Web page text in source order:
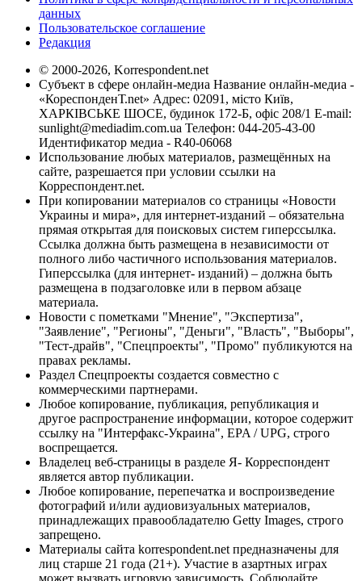
данных
Пользовательское соглашение
Редакция
© 2000-2026, Korrespondent.net
Субъект в сфере онлайн-медиа Название онлайн-медиа -
«КореспонденТ.net» Адрес: 02091, місто Київ,
ХАРКІВСЬКЕ ШОСЕ, будинок 172-Б, офіс 208/1 E-mail:
sunlight@mediadim.com.ua Телефон: 044-205-43-00
Идентификатор медиа - R40-06068
Использование любых материалов, размещённых на
сайте, разрешается при условии ссылки на
Корреспондент.net.
При копировании материалов со страницы «Новости
Украины и мира», для интернет-изданий – обязательна
прямая открытая для поисковых систем гиперссылка.
Ссылка должна быть размещена в независимости от
полного либо частичного использования материалов.
Гиперссылка (для интернет- изданий) – должна быть
размещена в подзаголовке или в первом абзаце
материала.
Новости с пометками "Мнение", "Экспертиза",
"Заявление", "Регионы", "Деньги", "Власть", "Выборы",
"Тест-драйв", "Спецпроекты", "Промо" публикуются на
правах рекламы.
Раздел Спецпроекты создается совместно с
коммерческими партнерами.
Любое копирование, публикация, републикация и
другое распространение информации, которое содержит
ссылку на "Интерфакс-Украина", EPA / UPG, строго
воспрещается.
Владелец веб-страницы в разделе Я- Корреспондент
является автор публикации.
Любое копирование, перепечатка и воспроизведение
фотографий и/или аудиовизуальных материалов,
принадлежащих правообладателю Getty Images, строго
запрещено.
Материалы сайта korrespondent.net предназначены для
лиц старше 21 года (21+). Участие в азартных играх